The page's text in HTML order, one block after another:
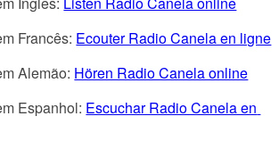
Francês: Ecouter Radio Canela en ligne
Alemão: Hören Radio Canela online
Espanhol: Escuchar Radio Canela en